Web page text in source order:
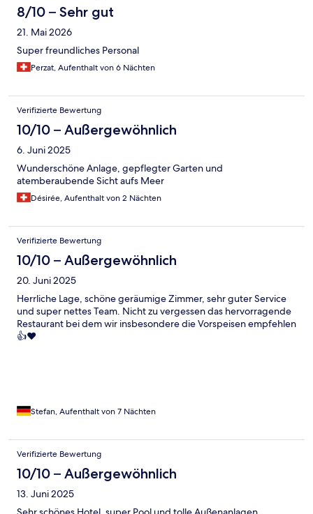
8/10 – Sehr gut
21. Mai 2026
Super freundliches Personal
Perzat, Aufenthalt von 6 Nächten
Verifizierte Bewertung
10/10 – Außergewöhnlich
6. Juni 2025
Wunderschöne Anlage, gepflegter Garten und
atemberaubende Sicht aufs Meer
Désirée, Aufenthalt von 2 Nächten
Verifizierte Bewertung
10/10 – Außergewöhnlich
20. Juni 2025
Herrliche Lage, schöne geräumige Zimmer, sehr guter Service
und super nettes Team. Nicht zu vergessen das hervorragende
Restaurant bei dem wir insbesondere die Vorspeisen empfehlen
👍♥️
Stefan, Aufenthalt von 7 Nächten
Verifizierte Bewertung
10/10 – Außergewöhnlich
13. Juni 2025